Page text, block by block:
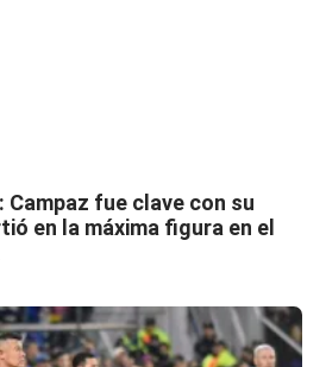
Campaz fue clave con su
en la máxima figura en el